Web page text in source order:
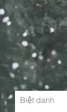
câu trả lời chi tiết
tình huống và
xây dựng và
thành công.
Chúng tôi đặt sự bảo
và cam kết đảm bảo an
Bảo Mật"
Biệt danh